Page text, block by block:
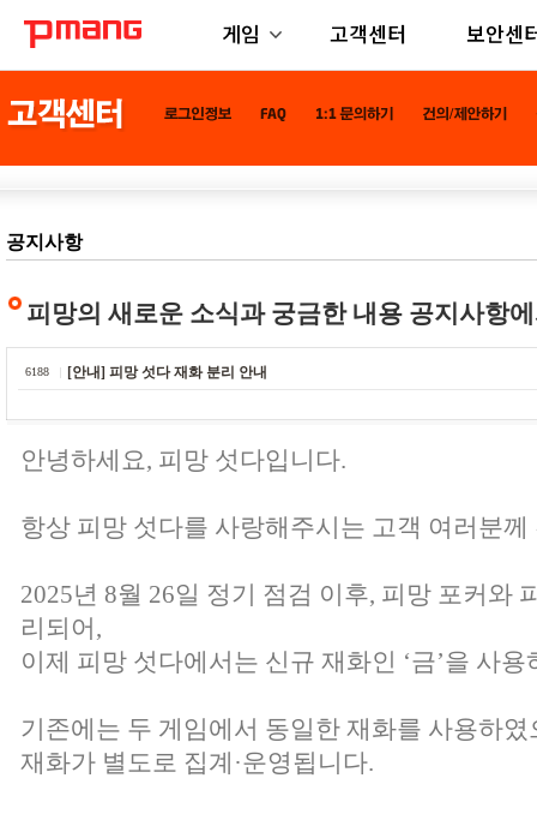
게임 고객센터 보안센
공지사항
피망의 새로운 소식과 궁금한 내용 공지사항
6188 [안내] 피망 섯다 재화 분리 안내
안녕하세요, 피망 섯다입니다.
항상 피망 섯다를 사랑해주시는 고객 여러분
2025년 8월 26일 정기 점검 이후, 피망 포커와
리되어,
이제 피망 섯다에서는 신규 재화인 ‘금’을 사
기존에는 두 게임에서 동일한 재화를 사용하
재화가 별도로 집계·운영됩니다.